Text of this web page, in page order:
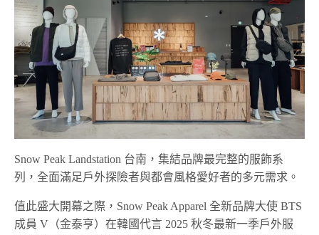
Snow Peak Landstation 台南，集結品牌最完整的服飾系
列，全面滿足戶外探險者與都會風格愛好者的多元需求。
值此盛大開幕之際，Snow Peak Apparel 全新品牌大使 BTS
成員 V（金泰亨）在韓國代言 2025 秋冬最新一季戶外服